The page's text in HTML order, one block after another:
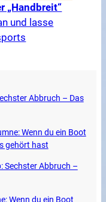
„Handbreit“
und lasse
Abbruch – Das
Wenn du ein Boot
gehört hast
Sechster Abbruch –